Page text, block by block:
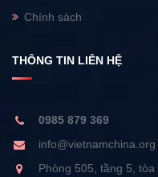
Chính sách
THÔNG TIN LIÊN HỆ
0985 879 369
info@vietnamchina.org
Phòng 505, tầng 5,